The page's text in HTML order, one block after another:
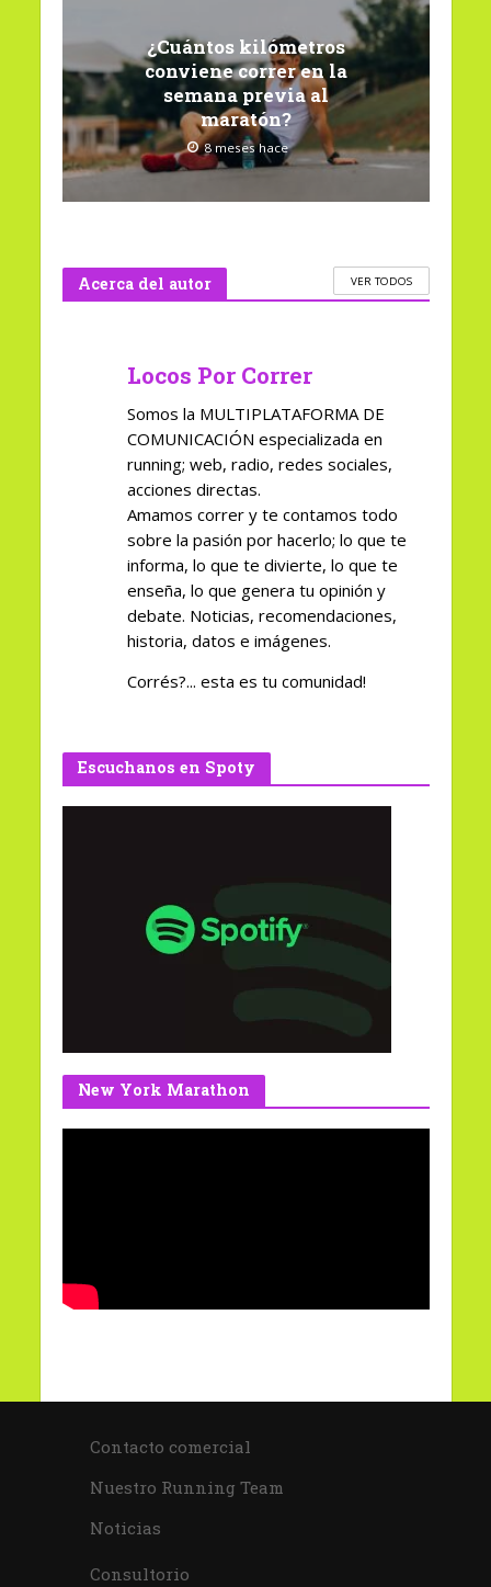
¿Cuántos kilómetros
conviene correr en la
semana previa al
maratón?
8 meses hace
Acerca del autor VER TODOS
Locos Por Correr
Somos la MULTIPLATAFORMA DE
COMUNICACIÓN especializada en
running; web, radio, redes sociales,
acciones directas.
Amamos correr y te contamos todo
sobre la pasión por hacerlo; lo que te
informa, lo que te divierte, lo que te
enseña, lo que genera tu opinión y
debate. Noticias, recomendaciones,
historia, datos e imágenes.
Corrés?... esta es tu comunidad!
Escuchanos en Spoty
New York Marathon
Contacto comercial
Nuestro Running Team
Noticias
Consultorio